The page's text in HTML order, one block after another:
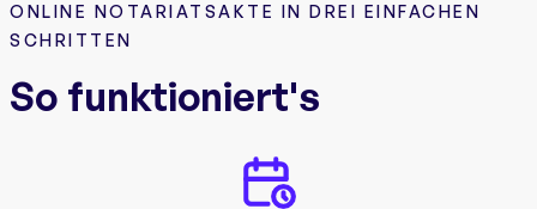
ONLINE NOTARIATSAKTE IN DREI EINFACHEN
SCHRITTEN
So funktioniert's